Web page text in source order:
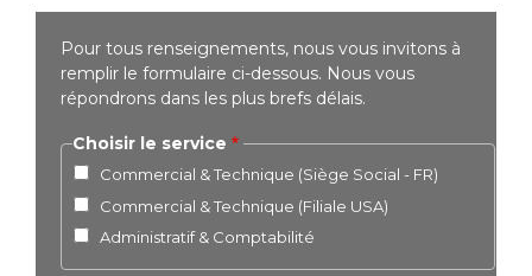
Pour tous renseignements, nous vous invitons à
remplir le formulaire ci-dessous. Nous vous
répondrons dans les plus brefs délais.
Choisir le service
Commercial & Technique (Siège Social - FR)
Commercial & Technique (Filiale USA)
Administratif & Comptabilité